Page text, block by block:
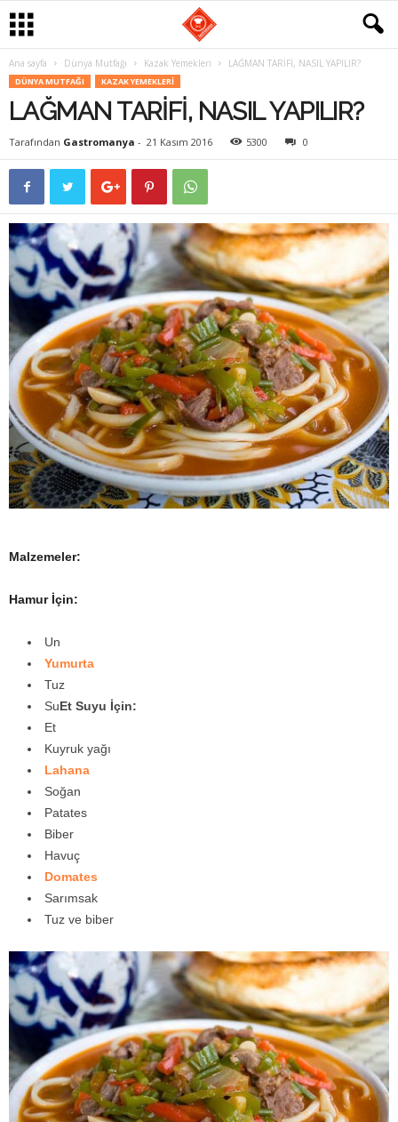
Ana sayfa Dünya Mutfağı Kazak Yemekleri LAĞMAN TARİFİ, NASIL YAPILIR?
DÜNYA MUTFAĞI KAZAK YEMEKLERI
LAĞMAN TARİFİ, NASIL YAPILIR?
Tarafından Gastromanya - 21 Kasım 2016 5300 0
Malzemeler:
Hamur İçin:
Un
Yumurta
Tuz
SuEt Suyu İçin:
Et
Kuyruk yağı
Lahana
Soğan
Patates
Biber
Havuç
Domates
Sarımsak
Tuz ve biber